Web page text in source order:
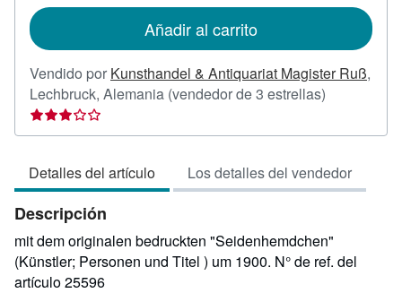
envío
Añadir al carrito
Vendido por Kunsthandel & Antiquariat Magister Ruß,
Lechbruck, Alemania (vendedor de 3 estrellas)
vendedor:
de
5
Detalles del artículo Los detalles del vendedor
Descripción
mit dem originalen bedruckten "Seidenhemdchen"
(Künstler; Personen und Titel ) um 1900. N° de ref. del
artículo 25596